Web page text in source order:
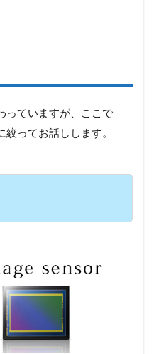
っていますが、ここで
ってお話しします。